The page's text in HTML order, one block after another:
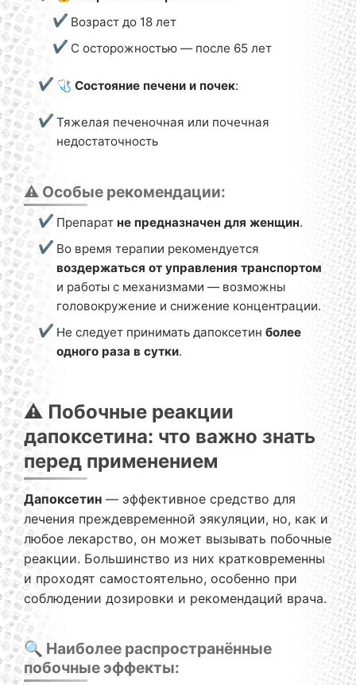
Возраст до 18 лет
С осторожностью — после 65 лет
🩺Состояние печени и почек:
Тяжелая печеночная или почечная
недостаточность
⚠️ Особые рекомендации:
Препарат не предназначен для женщин.
Во время терапии рекомендуется
воздержаться от управления транспортом
и работы с механизмами — возможны
головокружение и снижение концентрации.
Не следует принимать дапоксетинболее
одного раза в сутки.
⚠️ Побочные реакции
дапоксетина: что важно знать
перед применением
Дапоксетин — эффективное средство для
лечения преждевременной эякуляции, но, как и
любое лекарство, он может вызывать побочные
реакции. Большинство из них кратковременны
и проходят самостоятельно, особенно при
соблюдении дозировки и рекомендаций врача.
🔍 Наиболее распространённые
побочные эффекты: